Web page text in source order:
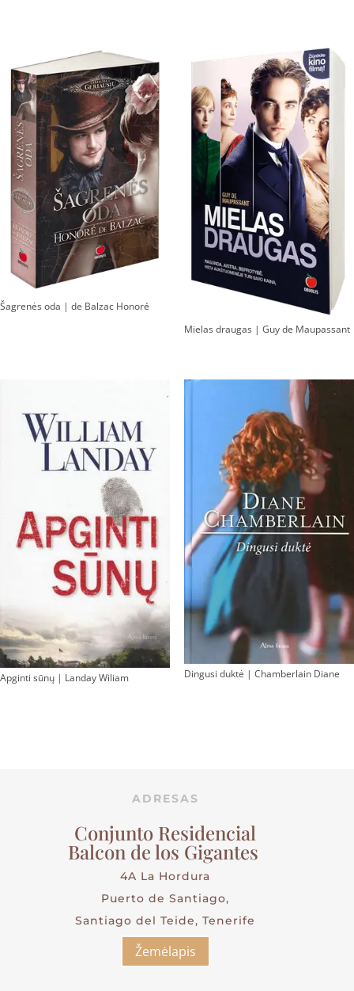
Šagrenės oda | de Balzac Honoré
Mielas draugas | Guy de Maupassant
Apginti sūnų | Landay Wiliam Dingusi duktė | Chamberlain Diane
ADRESAS
Conjunto Residencial
Balcon de los Gigantes
4A La Hordura
Puerto de Santiago,
Santiago del Teide, Tenerife
Žemėlapis